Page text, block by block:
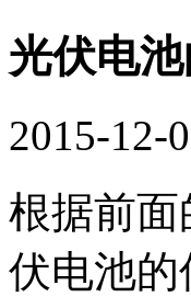
光伏电
2015-12-
根据前
伏电池的